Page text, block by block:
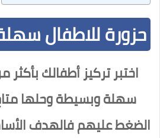
حزورة للاطفال
اختبر تركيز أطفالك بأكثر
سهلة وبسيطة وحلها
الضغط عليهم فالهدف